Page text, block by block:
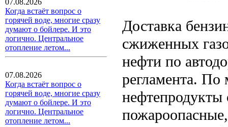
07.08.2026
Когда встаёт вопрос о
горячей воде, многие сразу
думают о бойлере. И это
логично. Центральное
отопление летом...
07.08.2026
Когда встаёт вопрос о
горячей воде, многие сразу
думают о бойлере. И это
логично. Центральное
отопление летом...
Доставка
сжиженных
нефти по
регламента. По
нефтепродукты